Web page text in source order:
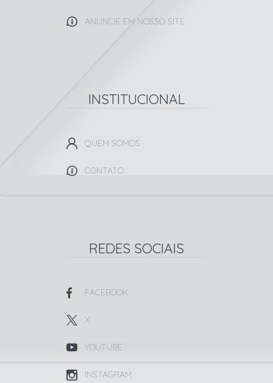
ANUNCIE EM NOSSO SITE
INSTITUCIONAL
QUEM SOMOS
CONTATO
REDES SOCIAIS
FACEBOOK
X
YOUTUBE
INSTAGRAM